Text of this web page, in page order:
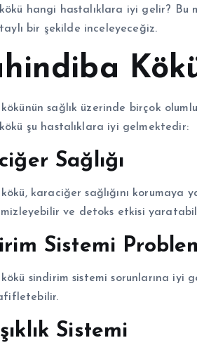
hangi hastalıklara iyi gelir? Bu
bir şekilde inceleyeceğiz.
sağlık üzerinde birçok
şu hastalıklara iyi gelmektedir:
Sağlığı
karaciğer sağlığını korumaya
ve detoks etkisi
Sistemi
sindirim sistemi sorunlarına iyi
Sistemi